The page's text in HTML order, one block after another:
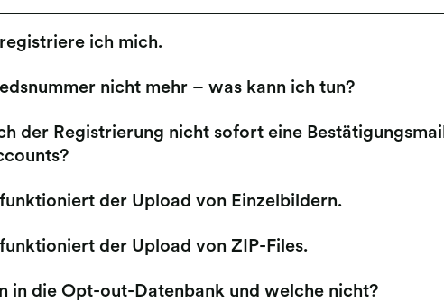
ich mich.
nicht mehr – was kann ich tun?
der Registrierung nicht sofort eine
der Upload von Einzelbildern.
der Upload von ZIP-Files.
in die Opt-out-Datenbank und welche nicht?